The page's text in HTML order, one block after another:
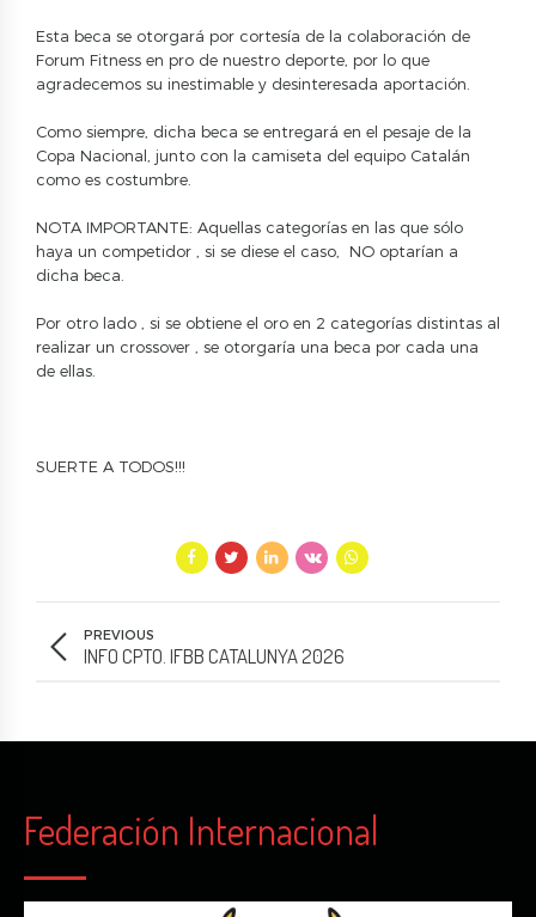
Esta beca se otorgará por cortesía de la colaboración de
Forum Fitness en pro de nuestro deporte, por lo que
agradecemos su inestimable y desinteresada aportación.
Como siempre, dicha beca se entregará en el pesaje de la
Copa Nacional, junto con la camiseta del equipo Catalán
como es costumbre.
NOTA IMPORTANTE: Aquellas categorías en las que sólo
haya un competidor , si se diese el caso, NO optarían a
dicha beca.
Por otro lado , si se obtiene el oro en 2 categorías distintas al
realizar un crossover , se otorgaría una beca por cada una
de ellas.
SUERTE A TODOS!!!
PREVIOUS
INFO CPTO. IFBB CATALUNYA 2026
Federación Internacional